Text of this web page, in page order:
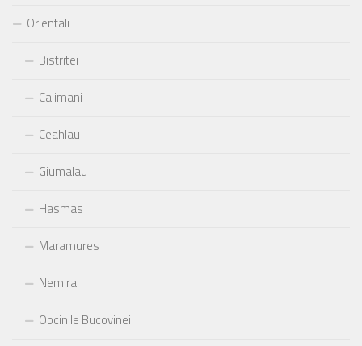
Orientali
Bistritei
Calimani
Ceahlau
Giumalau
Hasmas
Maramures
Nemira
Obcinile Bucovinei